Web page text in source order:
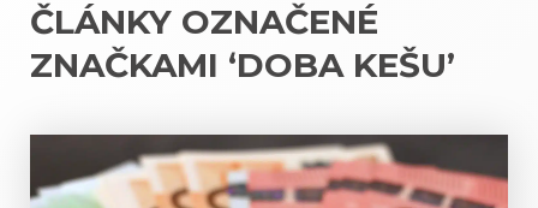
ČLÁNKY OZNAČENÉ
ZNAČKAMI ‘DOBA KEŠU’